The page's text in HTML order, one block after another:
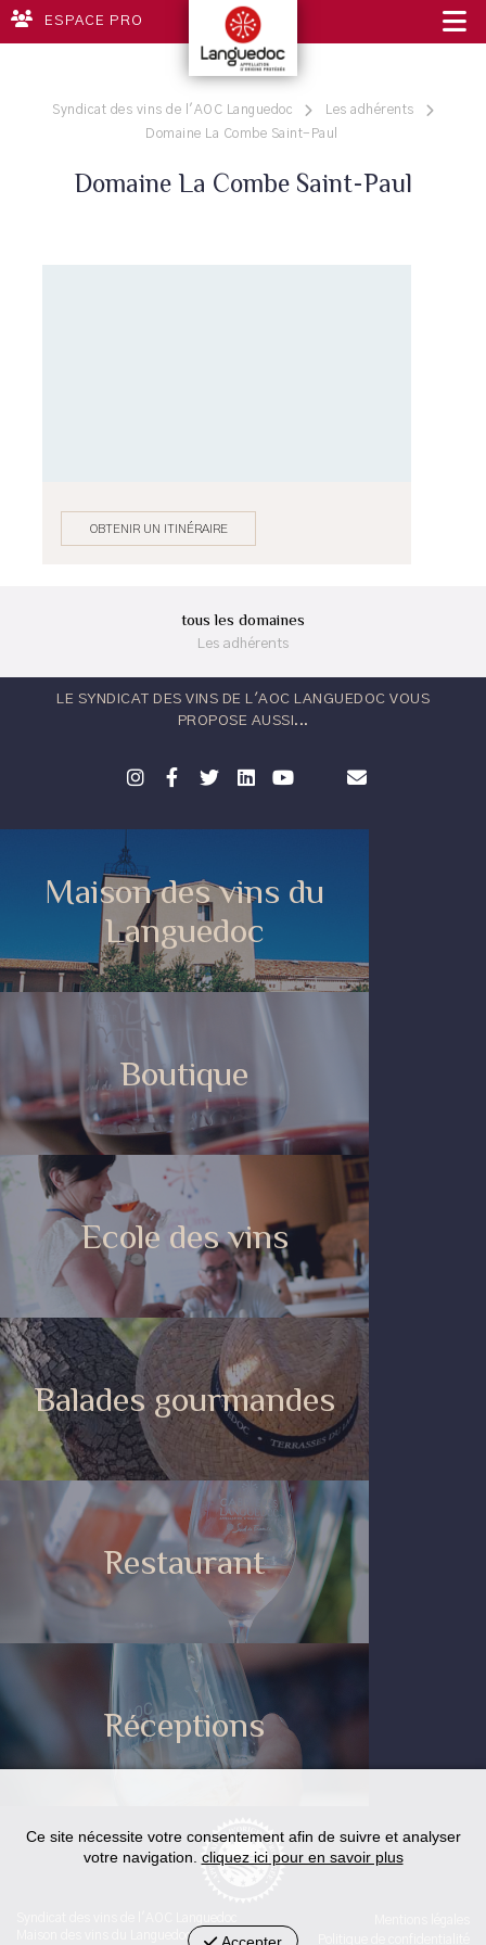
ESPACE PRO
Syndicat des vins de l'AOC Languedoc
Les adhérents
Domaine La Combe Saint-Paul
Domaine La Combe Saint-Paul
OBTENIR UN ITINÉRAIRE
tous les domaines
Les adhérents
LE SYNDICAT DES VINS DE L'AOC LANGUEDOC VOUS
PROPOSE AUSSI...
Maison des vins du
Languedoc
Boutique
Ecole des vins
Balades gourmandes
Restaurant
Réceptions
Maison des vins du Languedoc
Ce site nécessite votre consentement afin de suivre et analyser
votre navigation. cliquez ici pour en savoir plus